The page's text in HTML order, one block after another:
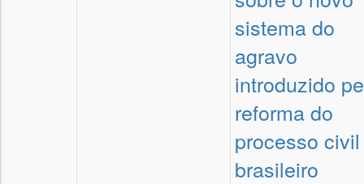
sistema do
agravo
introduzido
reforma do
processo civil
brasileiro